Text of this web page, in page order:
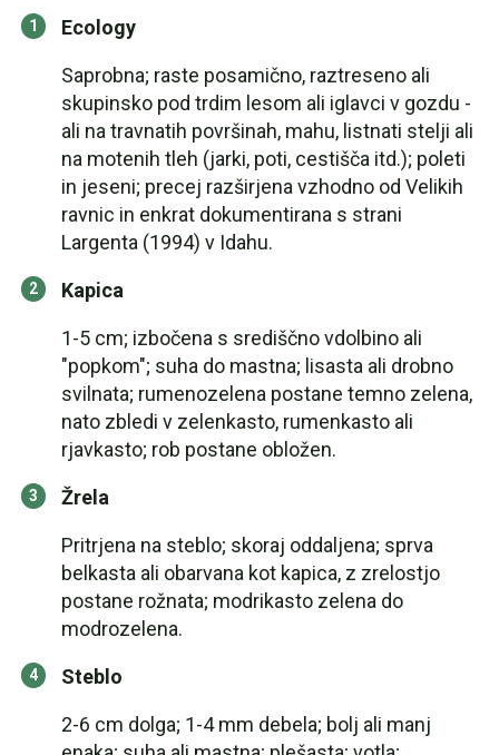
Ecology
Saprobna; raste posamično, raztreseno ali
skupinsko pod trdim lesom ali iglavci v gozdu -
ali na travnatih površinah, mahu, listnati stelji ali
na motenih tleh (jarki, poti, cestišča itd.); poleti
in jeseni; precej razširjena vzhodno od Velikih
ravnic in enkrat dokumentirana s strani
Largenta (1994) v Idahu.
Kapica
1-5 cm; izbočena s središčno vdolbino ali
"popkom"; suha do mastna; lisasta ali drobno
svilnata; rumenozelena postane temno zelena,
nato zbledi v zelenkasto, rumenkasto ali
rjavkasto; rob postane obložen.
Žrela
Pritrjena na steblo; skoraj oddaljena; sprva
belkasta ali obarvana kot kapica, z zrelostjo
postane rožnata; modrikasto zelena do
modrozelena.
Steblo
2-6 cm dolga; 1-4 mm debela; bolj ali manj